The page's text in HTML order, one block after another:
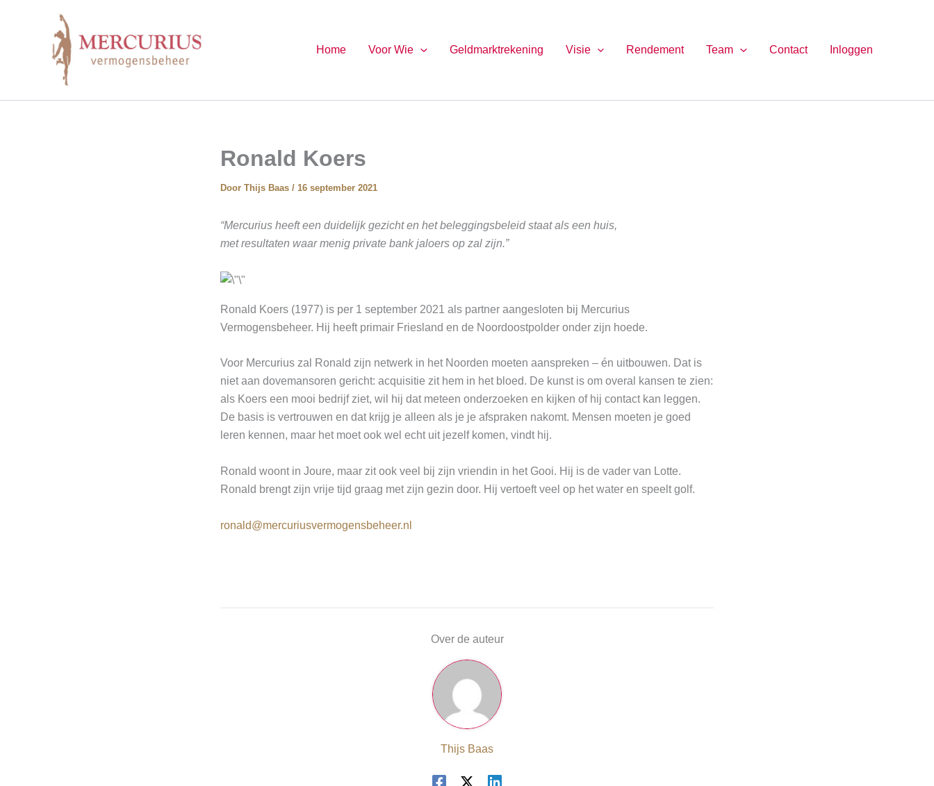
Home Voor Wie Geldmarktrekening Visie Rendement Team Contact Inloggen
Ronald Koers
Door Thijs Baas / 16 september 2021
“Mercurius heeft een duidelijk gezicht en het beleggingsbeleid staat als een huis,
met resultaten waar menig private bank jaloers op zal zijn.”
Ronald Koers (1977) is per 1 september 2021 als partner aangesloten bij Mercurius
Vermogensbeheer. Hij heeft primair Friesland en de Noordoostpolder onder zijn hoede.
Voor Mercurius zal Ronald zijn netwerk in het Noorden moeten aanspreken – én uitbouwen. Dat is
niet aan dovemansoren gericht: acquisitie zit hem in het bloed. De kunst is om overal kansen te zien:
als Koers een mooi bedrijf ziet, wil hij dat meteen onderzoeken en kijken of hij contact kan leggen.
De basis is vertrouwen en dat krijg je alleen als je je afspraken nakomt. Mensen moeten je goed
leren kennen, maar het moet ook wel echt uit jezelf komen, vindt hij.
Ronald woont in Joure, maar zit ook veel bij zijn vriendin in het Gooi. Hij is de vader van Lotte.
Ronald brengt zijn vrije tijd graag met zijn gezin door. Hij vertoeft veel op het water en speelt golf.
ronald@mercuriusvermogensbeheer.nl
Over de auteur
Thijs Baas